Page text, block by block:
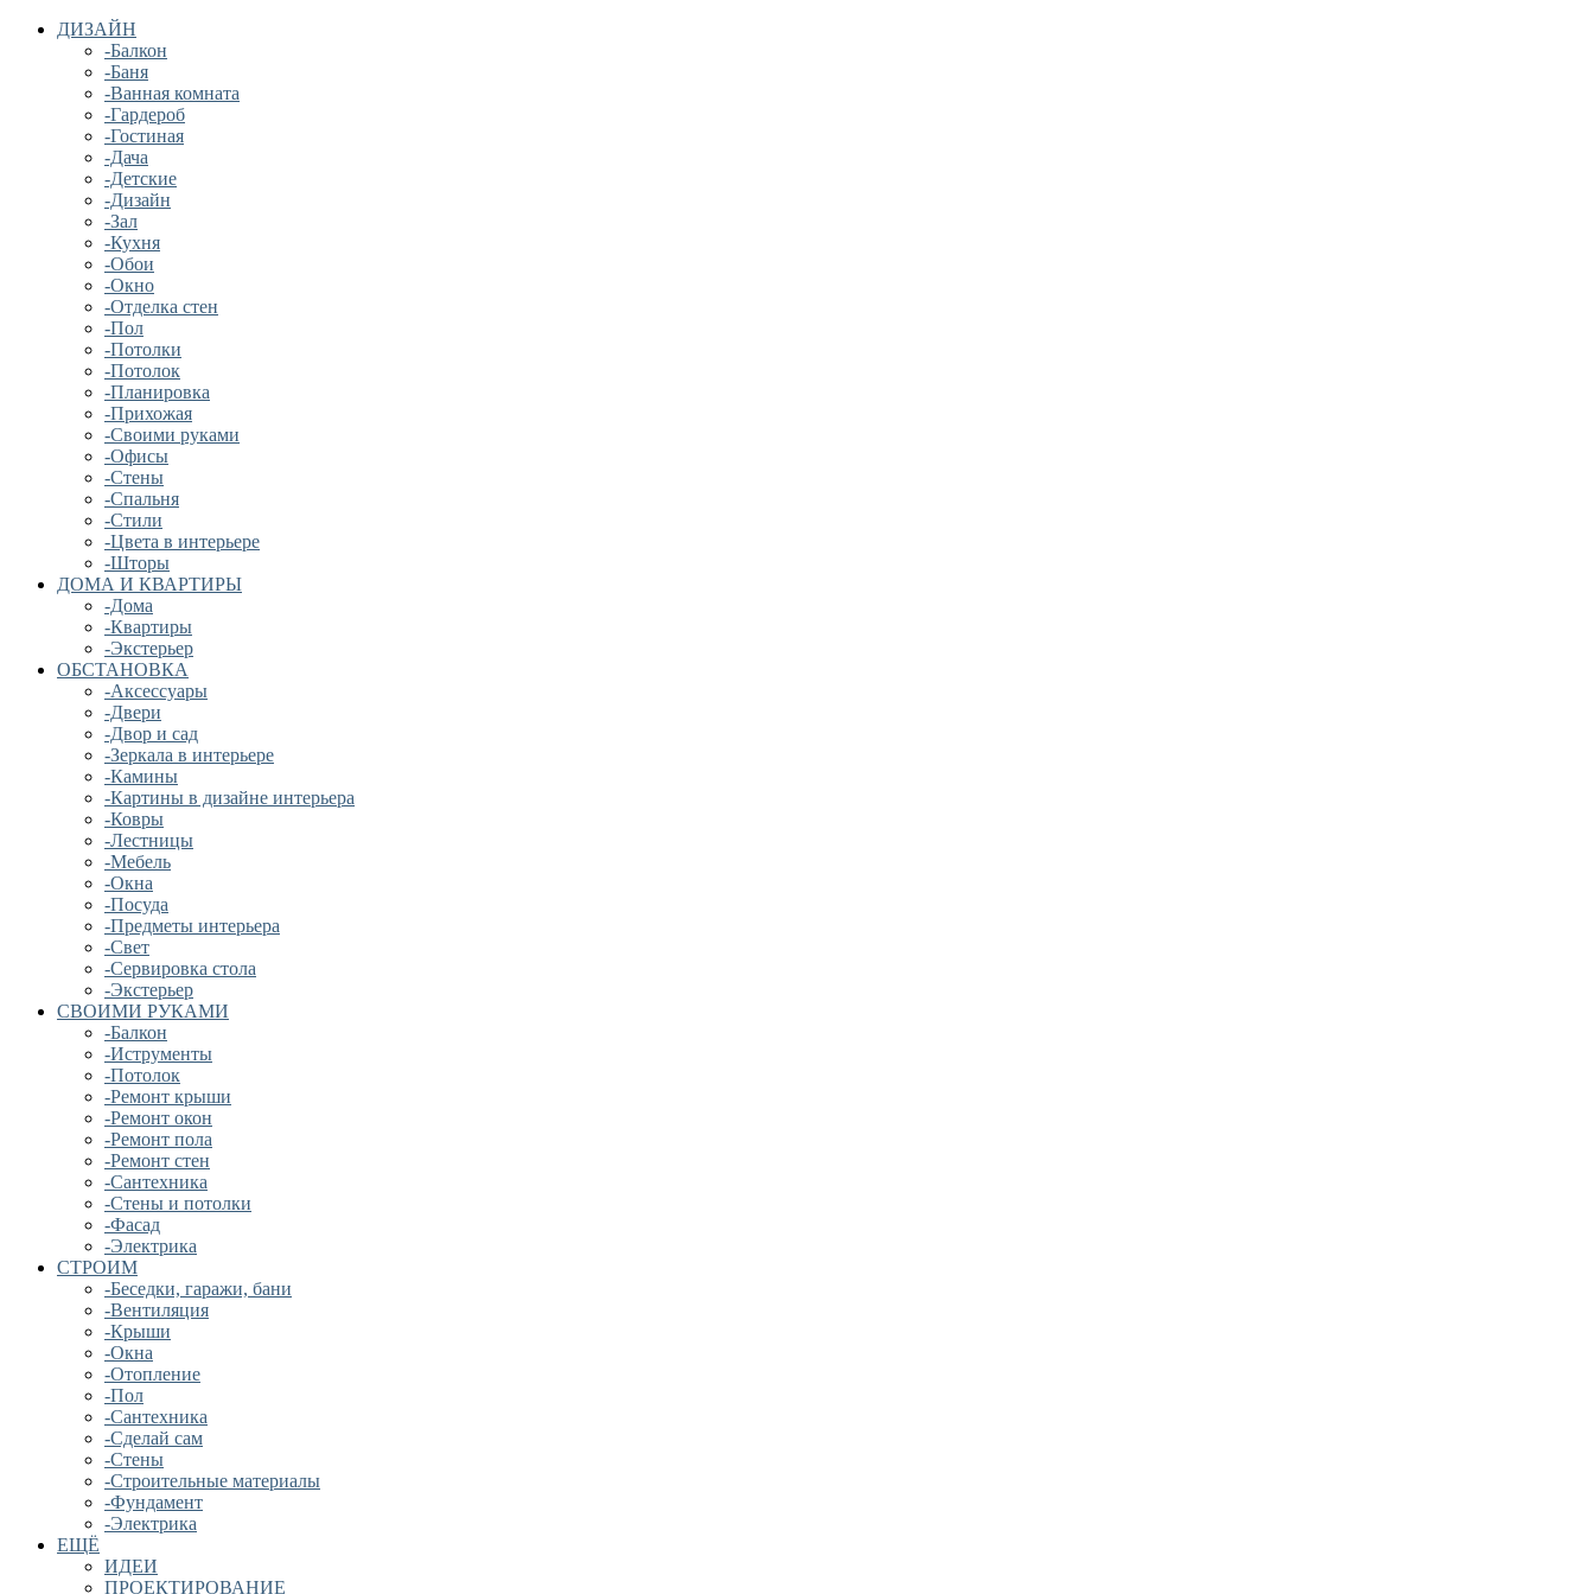
ДИЗАЙН
-Балкон
-Баня
-Ванная комната
-Гардероб
-Гостиная
-Дача
-Детские
-Дизайн
-Зал
-Кухня
-Обои
-Окно
-Отделка стен
-Пол
-Потолки
-Потолок
-Планировка
-Прихожая
-Своими руками
-Офисы
-Стены
-Спальня
-Стили
-Цвета в интерьере
-Шторы
ДОМА И КВАРТИРЫ
-Дома
-Квартиры
-Экстерьер
ОБСТАНОВКА
-Аксессуары
-Двери
-Двор и сад
-Зеркала в интерьере
-Камины
-Картины в дизайне интерьера
-Ковры
-Лестницы
-Мебель
-Окна
-Посуда
-Предметы интерьера
-Свет
-Сервировка стола
-Экстерьер
СВОИМИ РУКАМИ
-Балкон
-Иструменты
-Потолок
-Ремонт крыши
-Ремонт окон
-Ремонт пола
-Ремонт стен
-Сантехника
-Стены и потолки
-Фасад
-Электрика
СТРОИМ
-Беседки, гаражи, бани
-Вентиляция
-Крыши
-Окна
-Отопление
-Пол
-Сантехника
-Сделай сам
-Стены
-Строительные материалы
-Фундамент
-Электрика
ЕЩЁ
ИДЕИ
ПРОЕКТИРОВАНИЕ